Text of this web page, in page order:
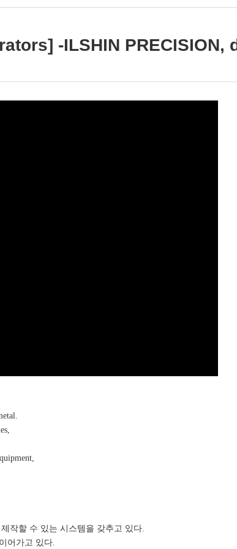
-ILSHIN
작할 수 있는 시스템을 갖추고 있다.
어가고 있다.